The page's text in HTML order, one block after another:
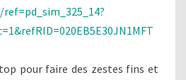
pour faire des zestes fins et